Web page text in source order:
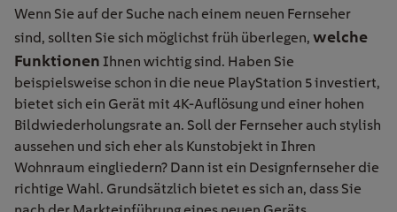
Wenn Sie auf der Suche nach einem neuen Fernseher
sind, sollten Sie sich möglichst früh überlegen, welche
Funktionen Ihnen wichtig sind. Haben Sie
beispielsweise schon in die neue PlayStation 5 investiert,
bietet sich ein Gerät mit 4K-Auflösung und einer hohen
Bildwiederholungsrate an. Soll der Fernseher auch stylish
aussehen und sich eher als Kunstobjekt in Ihren
Wohnraum eingliedern? Dann ist ein Designfernseher die
richtige Wahl. Grundsätzlich bietet es sich an, dass Sie